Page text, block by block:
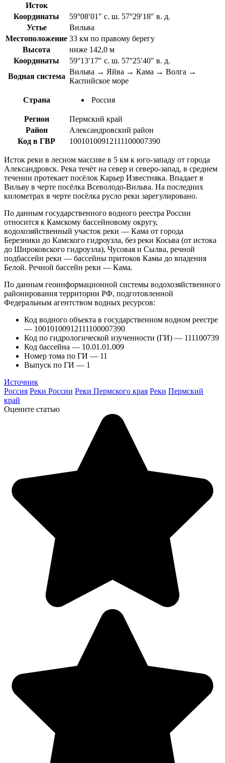
Исток
Координаты
59°08′01″ с. ш. 57°29′18″ в. д.
Устье
Вильва
Местоположение 33 км по правому берегу
Высота
ниже 142,0 м
Координаты
59°13′17″ с. ш. 57°25′40″ в. д.
Водная система
Вильва → Яйва → Кама → Волга →
Каспийское море
Страна Россия
Регион
Пермский край
Район
Александровский район
Код в ГВР
10010100912111100007390
Исток реки в лесном массиве в 5 км к юго-западу от города
Александровск. Река течёт на север и северо-запад, в среднем
течении протекает посёлок Карьер Известняка. Впадает в
Вильву в черте посёлка Всеволодо-Вильва. На последних
километрах в черте посёлка русло реки зарегулировано.
По данным государственного водного реестра России
относится к Камскому бассейновому округу,
водохозяйственный участок реки — Кама от города
Березники до Камского гидроузла, без реки Косьва (от истока
до Широковского гидроузла), Чусовая и Сылва, речной
подбассейн реки — бассейны притоков Камы до впадения
Белой. Речной бассейн реки — Кама.
По данным геоинформационной системы водохозяйственного
районирования территории РФ, подготовленной
Федеральным агентством водных ресурсов:
Код водного объекта в государственном водном реестре
— 10010100912111100007390
Код по гидрологической изученности (ГИ) — 111100739
Код бассейна — 10.01.01.009
Номер тома по ГИ — 11
Выпуск по ГИ — 1
Источник
Россия Реки России Реки Пермского края Реки Пермский
край
Оцените статью